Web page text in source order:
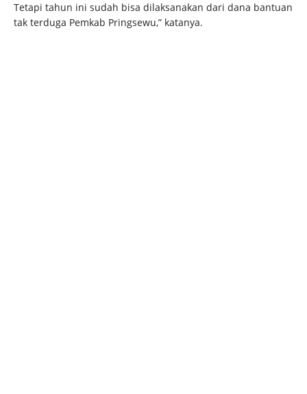
Tetapi tahun ini sudah bisa dilaksanakan dari dana bantuan
tak terduga Pemkab Pringsewu,” katanya.